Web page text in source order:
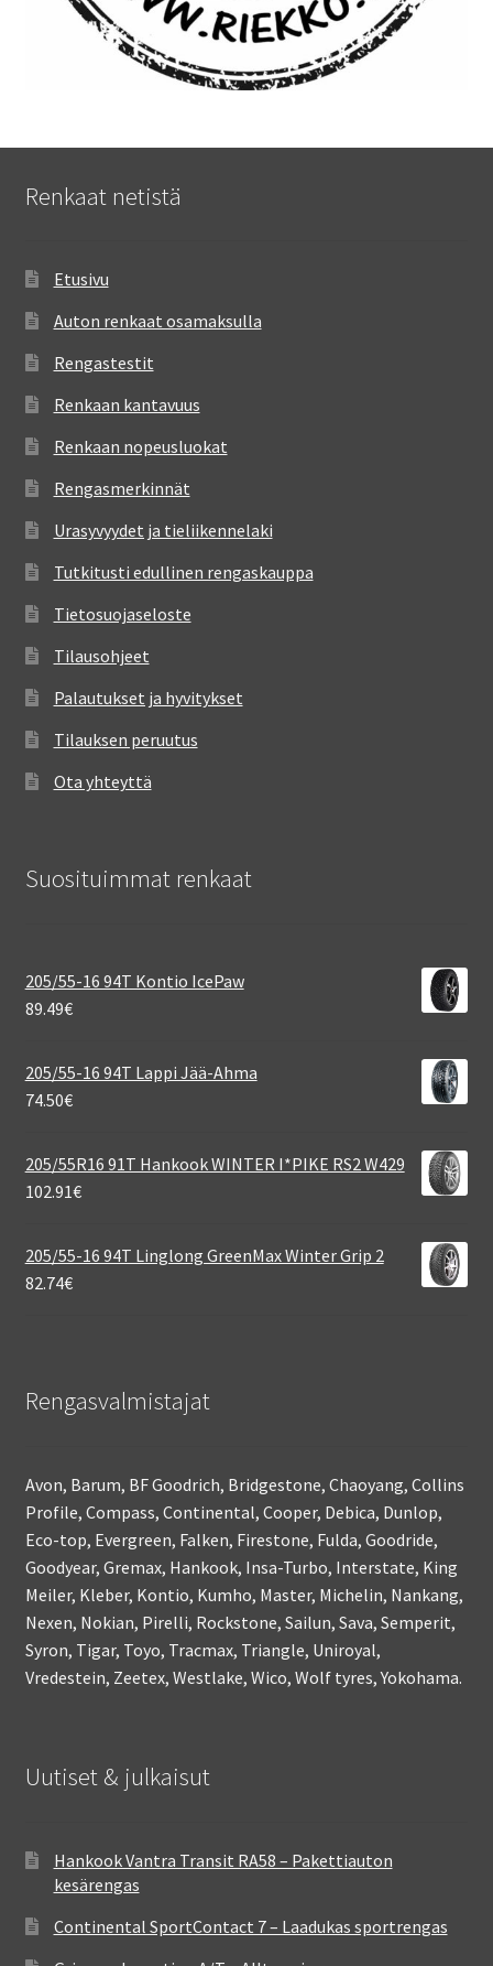
Renkaat netistä
Etusivu
Auton renkaat osamaksulla
Rengastestit
Renkaan kantavuus
Renkaan nopeusluokat
Rengasmerkinnät
Urasyvyydet ja tieliikennelaki
Tutkitusti edullinen rengaskauppa
Tietosuojaseloste
Tilausohjeet
Palautukset ja hyvitykset
Tilauksen peruutus
Ota yhteyttä
Suosituimmat renkaat
205/55-16 94T Kontio IcePaw
89.49€
205/55-16 94T Lappi Jää-Ahma
74.50€
205/55R16 91T Hankook WINTER I*PIKE RS2 W429
102.91€
205/55-16 94T Linglong GreenMax Winter Grip 2
82.74€
Rengasvalmistajat
Avon, Barum, BF Goodrich, Bridgestone, Chaoyang, Collins
Profile, Compass, Continental, Cooper, Debica, Dunlop,
Eco-top, Evergreen, Falken, Firestone, Fulda, Goodride,
Goodyear, Gremax, Hankook, Insa-Turbo, Interstate, King
Meiler, Kleber, Kontio, Kumho, Master, Michelin, Nankang,
Nexen, Nokian, Pirelli, Rockstone, Sailun, Sava, Semperit,
Syron, Tigar, Toyo, Tracmax, Triangle, Uniroyal,
Vredestein, Zeetex, Westlake, Wico, Wolf tyres, Yokohama.
Uutiset & julkaisut
Hankook Vantra Transit RA58 – Pakettiauton
kesärengas
Continental SportContact 7 – Laadukas sportrengas